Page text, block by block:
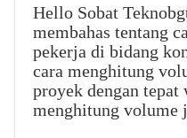
Hello Sobat
membahas tentang
pekerja di bidang
cara menghitung
proyek dengan tepat
menghitung volume